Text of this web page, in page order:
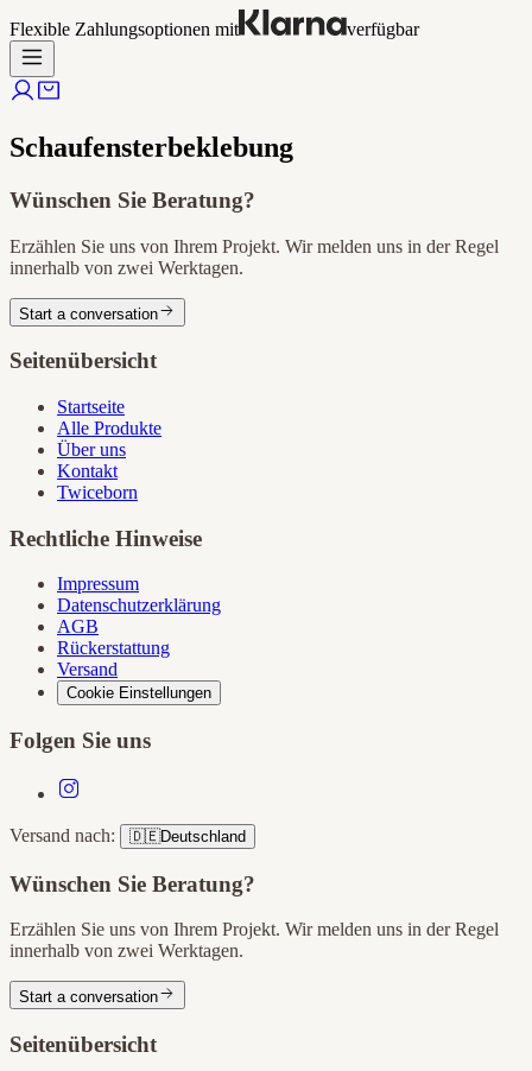
Flexible Zahlungsoptionen mit verfügbar
Schaufensterbeklebung
Wünschen Sie Beratung?
Erzählen Sie uns von Ihrem Projekt. Wir melden uns in der Regel
innerhalb von zwei Werktagen.
Start a conversation
Seitenübersicht
Startseite
Alle Produkte
Über uns
Kontakt
Twiceborn
Rechtliche Hinweise
Impressum
Datenschutzerklärung
AGB
Rückerstattung
Versand
Cookie Einstellungen
Folgen Sie uns
Versand nach: 🇩🇪Deutschland
Wünschen Sie Beratung?
Erzählen Sie uns von Ihrem Projekt. Wir melden uns in der Regel
innerhalb von zwei Werktagen.
Start a conversation
Seitenübersicht